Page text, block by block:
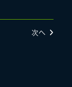
次へ